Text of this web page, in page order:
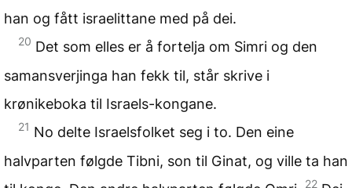
han og fått israelittane med på dei.
20 Det som elles er å fortelja om Simri og den
samansverjinga han fekk til, står skrive i
krønikeboka til Israels-kongane.
21 No delte Israelsfolket seg i to. Den eine
halvparten følgde Tibni, son til Ginat, og ville ta han
22